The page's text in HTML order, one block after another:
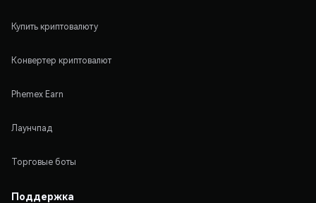
Купить криптовалюту
Конвертер криптовалют
Phemex Earn
Лаунчпад
Торговые боты
Поддержка